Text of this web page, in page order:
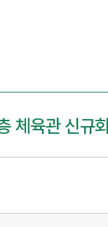
체육관 신규